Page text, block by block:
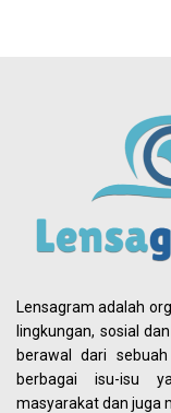
Lensagram adalah
lingkungan, sosial
berawal dari
berbagai isu-isu
masyarakat dan juga